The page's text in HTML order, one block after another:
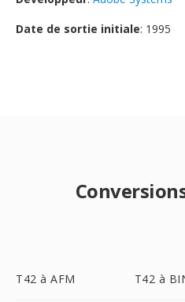
Date de sortie initiale: 1995
T42 à AFM T42 à